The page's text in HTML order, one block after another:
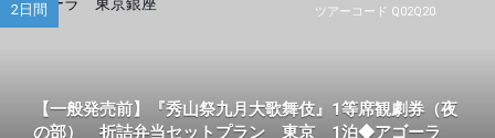
ツアーコード Q02Q20
2日間
【一般発売前】『秀山祭九月大歌舞伎』1等席観劇券（夜
の部） 折詰弁当セットプラン 東京 1泊◆アゴーラ